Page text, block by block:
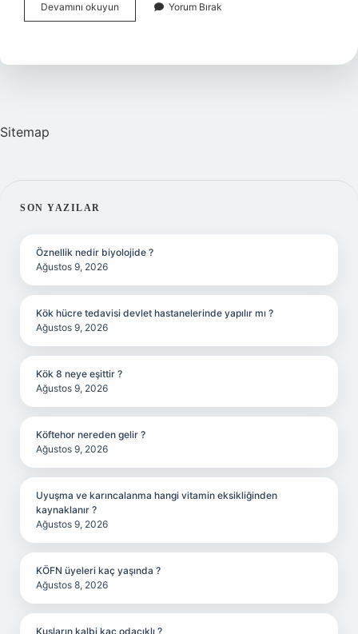
Devamını okuyun
müdafii
zaman
Yorum Bırak
Sitemap
SIDEBAR
SON YAZILAR
Öznellik nedir biyolojide ?
Ağustos 9, 2026
Kök hücre tedavisi devlet hastanelerinde yapılır mı ?
Ağustos 9, 2026
Kök 8 neye eşittir ?
Ağustos 9, 2026
Köftehor nereden gelir ?
Ağustos 9, 2026
Uyuşma ve karıncalanma hangi vitamin eksikliğinden
kaynaklanır ?
Ağustos 9, 2026
KÖFN üyeleri kaç yaşında ?
Ağustos 8, 2026
Kuşların kalbi kaç odacıklı ?